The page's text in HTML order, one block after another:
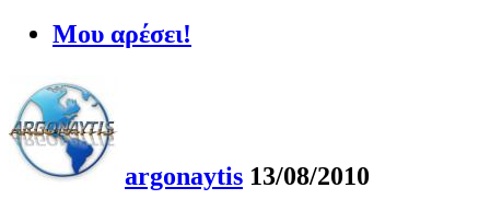
Μου αρέσει!
argonaytis 13/08/2010